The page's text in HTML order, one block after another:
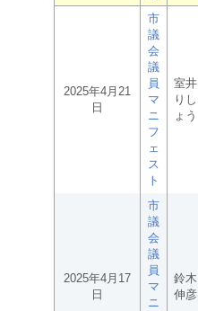
2025年4月21
日
市
議
会
議
員
マ
ニ
フ
ェ
ス
ト
室井
りし
ょう
2025年4月17
日
市
議
会
議
員
マ
ニ
鈴木
伸彦